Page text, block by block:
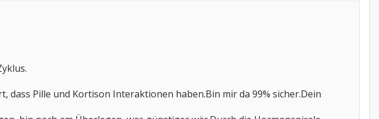
dass Pille und Kortison Interaktionen haben.Bin mir da 99% sicher.Dein